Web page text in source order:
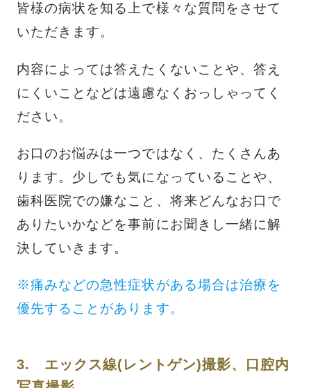
皆様の病状を知る上で様々な質問をさせて
いただきます。
内容によっては答えたくないことや、答え
にくいことなどは遠慮なくおっしゃってく
ださい。
お口のお悩みは一つではなく、たくさんあ
ります。少しでも気になっていることや、
歯科医院での嫌なこと、将来どんなお口で
ありたいかなどを事前にお聞きし一緒に解
決していきます。
※痛みなどの急性症状がある場合は治療を
優先することがあります。
3. エックス線(レントゲン)撮影、口腔内